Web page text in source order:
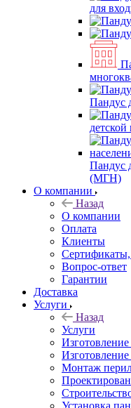
для
Пандус
детской
Пандус
(МГН)
О компании
Назад
О компании
Оплата
Клиенты
Сертификаты,
Вопрос-ответ
Гарантии
Доставка
Услуги
Назад
Услуги
Изготовление
Монтаж
Установка